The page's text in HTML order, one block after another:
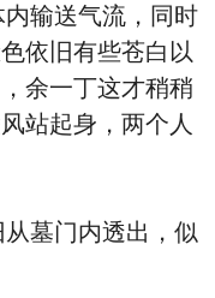
输送气流，同时
依旧有些苍白以
余一丁这才稍稍
站起身，两个人
墓门内透出，似